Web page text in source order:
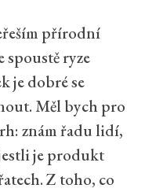
přírodní
spoustě ryze
je dobré se
Měl bych pro
znám řadu lidí,
je produkt
Z toho, co